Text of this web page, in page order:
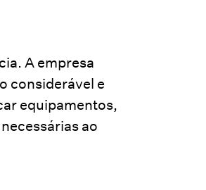
A empresa
considerável e
equipamentos,
ao